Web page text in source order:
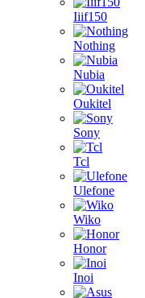
Iiif150
Nothing
Nubia
Oukitel
Sony
Tcl
Ulefone
Wiko
Honor
Inoi